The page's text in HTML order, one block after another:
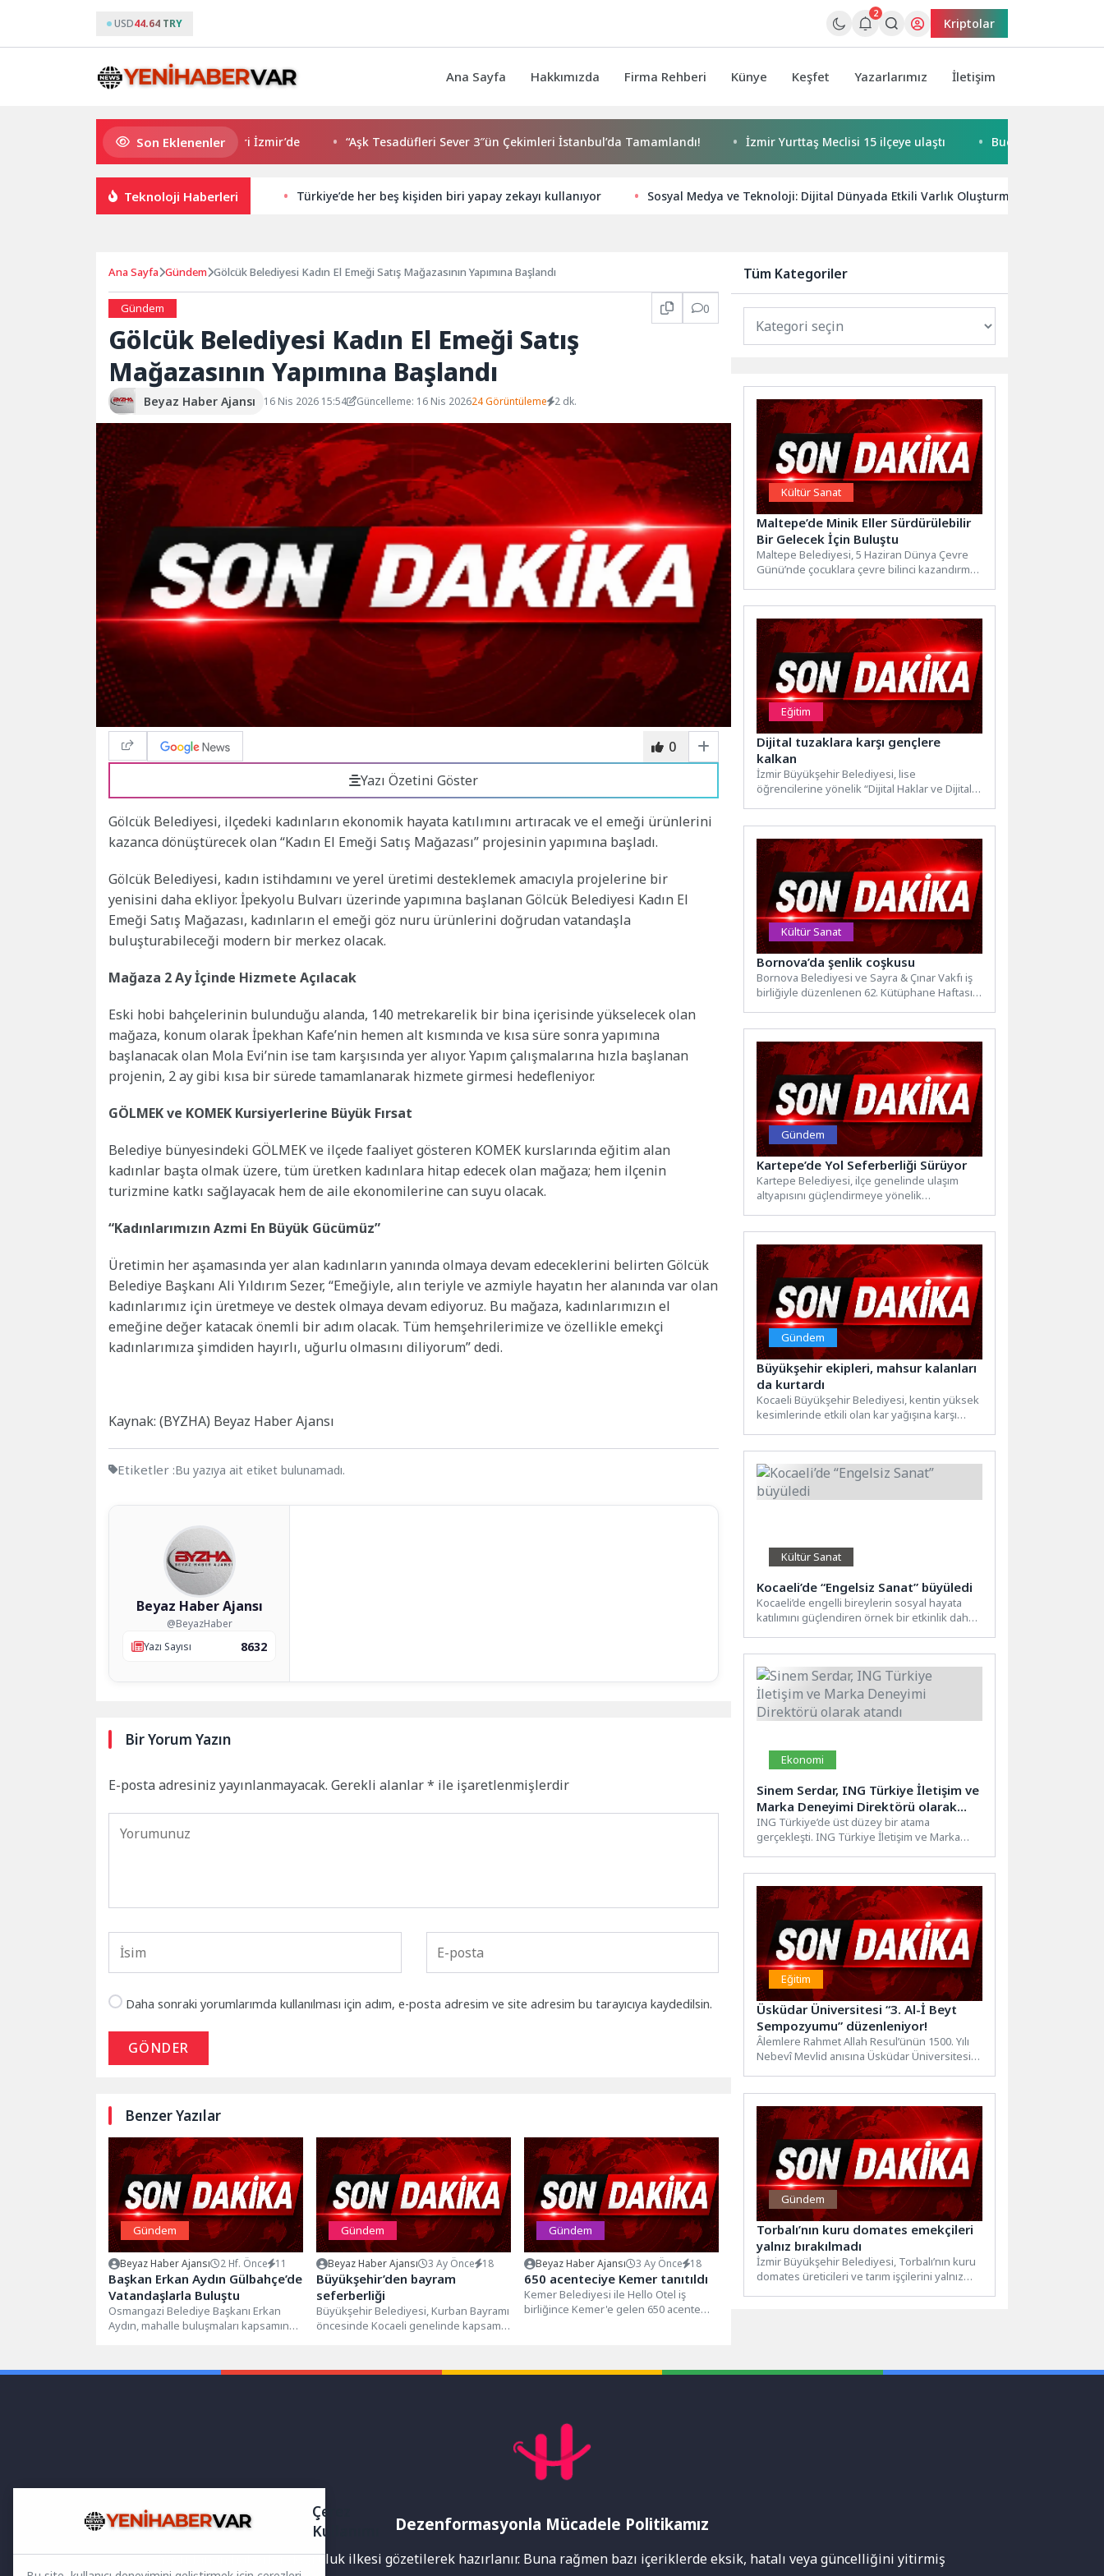
USD44.64 TRY
2
Kriptolar
Ana Sayfa Hakkımızda Firma Rehberi Künye Keşfet Yazarlarımız İletişim
Son Eklenenler
Avrupa Drama Buluşmaları gençleri İzmir’de “Aşk Tesadüfleri Sever 3″ün Çekimleri İstanbul’da Tamamlandı! İzmir Yurttaş Meclisi 15 ilçeye ulaştı Buca’da kadınlar
Teknoloji Haberleri Türkiye’de her beş kişiden biri yapay zekayı kullanıyor Sosyal Medya ve Teknoloji: Dijital Dünyada Etkili Varlık Oluşturma Yolları
Ana Sayfa Gündem Gölcük Belediyesi Kadın El Emeği Satış Mağazasının Yapımına Başlandı
Gündem 0
Gölcük Belediyesi Kadın El Emeği Satış
Mağazasının Yapımına Başlandı
Beyaz Haber Ajansı 16 Nis 2026 15:54 Güncelleme: 16 Nis 202624 Görüntüleme 2 dk.
0
Yazı Özetini Göster
Gölcük Belediyesi, ilçedeki kadınların ekonomik hayata katılımını artıracak ve el emeği ürünlerini
kazanca dönüştürecek olan “Kadın El Emeği Satış Mağazası” projesinin yapımına başladı.
Gölcük Belediyesi, kadın istihdamını ve yerel üretimi desteklemek amacıyla projelerine bir
yenisini daha ekliyor. İpekyolu Bulvarı üzerinde yapımına başlanan Gölcük Belediyesi Kadın El
Emeği Satış Mağazası, kadınların el emeği göz nuru ürünlerini doğrudan vatandaşla
buluşturabileceği modern bir merkez olacak.
Mağaza 2 Ay İçinde Hizmete Açılacak
Eski hobi bahçelerinin bulunduğu alanda, 140 metrekarelik bir bina içerisinde yükselecek olan
mağaza, konum olarak İpekhan Kafe’nin hemen alt kısmında ve kısa süre sonra yapımına
başlanacak olan Mola Evi’nin ise tam karşısında yer alıyor. Yapım çalışmalarına hızla başlanan
projenin, 2 ay gibi kısa bir sürede tamamlanarak hizmete girmesi hedefleniyor.
GÖLMEK ve KOMEK Kursiyerlerine Büyük Fırsat
Belediye bünyesindeki GÖLMEK ve ilçede faaliyet gösteren KOMEK kurslarında eğitim alan
kadınlar başta olmak üzere, tüm üretken kadınlara hitap edecek olan mağaza; hem ilçenin
turizmine katkı sağlayacak hem de aile ekonomilerine can suyu olacak.
“Kadınlarımızın Azmi En Büyük Gücümüz”
Üretimin her aşamasında yer alan kadınların yanında olmaya devam edeceklerini belirten Gölcük
Belediye Başkanı Ali Yıldırım Sezer, “Emeğiyle, alın teriyle ve azmiyle hayatın her alanında var olan
kadınlarımız için üretmeye ve destek olmaya devam ediyoruz. Bu mağaza, kadınlarımızın el
emeğine değer katacak önemli bir adım olacak. Tüm hemşehrilerimize ve özellikle emekçi
kadınlarımıza şimdiden hayırlı, uğurlu olmasını diliyorum” dedi.
Kaynak: (BYZHA) Beyaz Haber Ajansı
Etiketler :Bu yazıya ait etiket bulunamadı.
Beyaz Haber Ajansı
@BeyazHaber
Yazı Sayısı
8632
Bir Yorum Yazın
E-posta adresiniz yayınlanmayacak. Gerekli alanlar* ile işaretlenmişlerdir
Daha sonraki yorumlarımda kullanılması için adım, e-posta adresim ve site adresim bu tarayıcıya kaydedilsin.
GÖNDER
Benzer Yazılar
Gündem
Beyaz Haber Ajansı 2 Hf. Önce 11
Başkan Erkan Aydın Gülbahçe’de
Vatandaşlarla Buluştu
Osmangazi Belediye Başkanı Erkan
Aydın, mahalle buluşmaları kapsamında
Gündem
Beyaz Haber Ajansı 3 Ay Önce 18
Büyükşehir’den bayram
seferberliği
Büyükşehir Belediyesi, Kurban Bayramı
öncesinde Kocaeli genelinde kapsamlı
Gündem
Beyaz Haber Ajansı 3 Ay Önce 18
650 acenteciye Kemer tanıtıldı
Kemer Belediyesi ile Hello Otel iş
birliğince Kemer'e gelen 650 acente
Tüm Kategoriler
Kültür Sanat
Maltepe’de Minik Eller Sürdürülebilir
Bir Gelecek İçin Buluştu
Maltepe Belediyesi, 5 Haziran Dünya Çevre
Günü’nde çocuklara çevre bilinci kazandırmak
Eğitim
Dijital tuzaklara karşı gençlere
kalkan
İzmir Büyükşehir Belediyesi, lise
öğrencilerine yönelik “Dijital Haklar ve Dijital
Kültür Sanat
Bornova’da şenlik coşkusu
Bornova Belediyesi ve Sayra & Çınar Vakfı iş
birliğiyle düzenlenen 62. Kütüphane Haftası
Gündem
Kartepe’de Yol Seferberliği Sürüyor
Kartepe Belediyesi, ilçe genelinde ulaşım
altyapısını güçlendirmeye yönelik
Gündem
Büyükşehir ekipleri, mahsur kalanları
da kurtardı
Kocaeli Büyükşehir Belediyesi, kentin yüksek
kesimlerinde etkili olan kar yağışına karşı
Kültür Sanat
Kocaeli’de “Engelsiz Sanat” büyüledi
Kocaeli’de engelli bireylerin sosyal hayata
katılımını güçlendiren örnek bir etkinlik daha
Ekonomi
Sinem Serdar, ING Türkiye İletişim ve
Marka Deneyimi Direktörü olarak
atandı
ING Türkiye’de üst düzey bir atama
gerçekleşti. ING Türkiye İletişim ve Marka
Eğitim
Üsküdar Üniversitesi “3. Al-İ Beyt
Sempozyumu” düzenleniyor!
Âlemlere Rahmet Allah Resul’ünün 1500. Yılı
Nebevî Mevlid anısına Üsküdar Üniversitesi
Gündem
Torbalı’nın kuru domates emekçileri
yalnız bırakılmadı
İzmir Büyükşehir Belediyesi, Torbalı’nın kuru
domates üreticileri ve tarım işçilerini yalnız
Dezenformasyonla Mücadele Politikamız
Yayınlanan haberler doğruluk ilkesi gözetilerek hazırlanır. Buna rağmen bazı içeriklerde eksik, hatalı veya güncelliğini yitirmiş
Çerez
Kullanımı